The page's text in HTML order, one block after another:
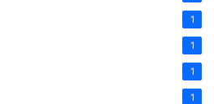
1
1
1
1